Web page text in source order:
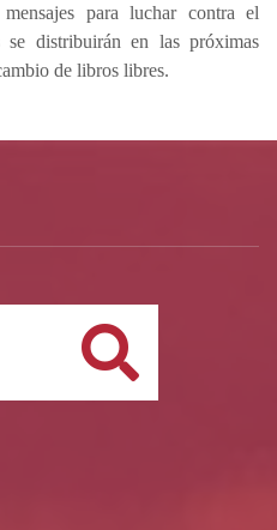
para luchar contra el
distribuirán en las próximas
de libros libres.
Buscar